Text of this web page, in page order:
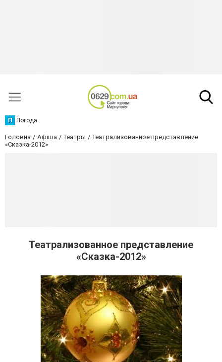
П Погода
Головна Афіша Театры
Театрализованное представление
«Сказка-2012»
Театрализованное представление
«Сказка-2012»